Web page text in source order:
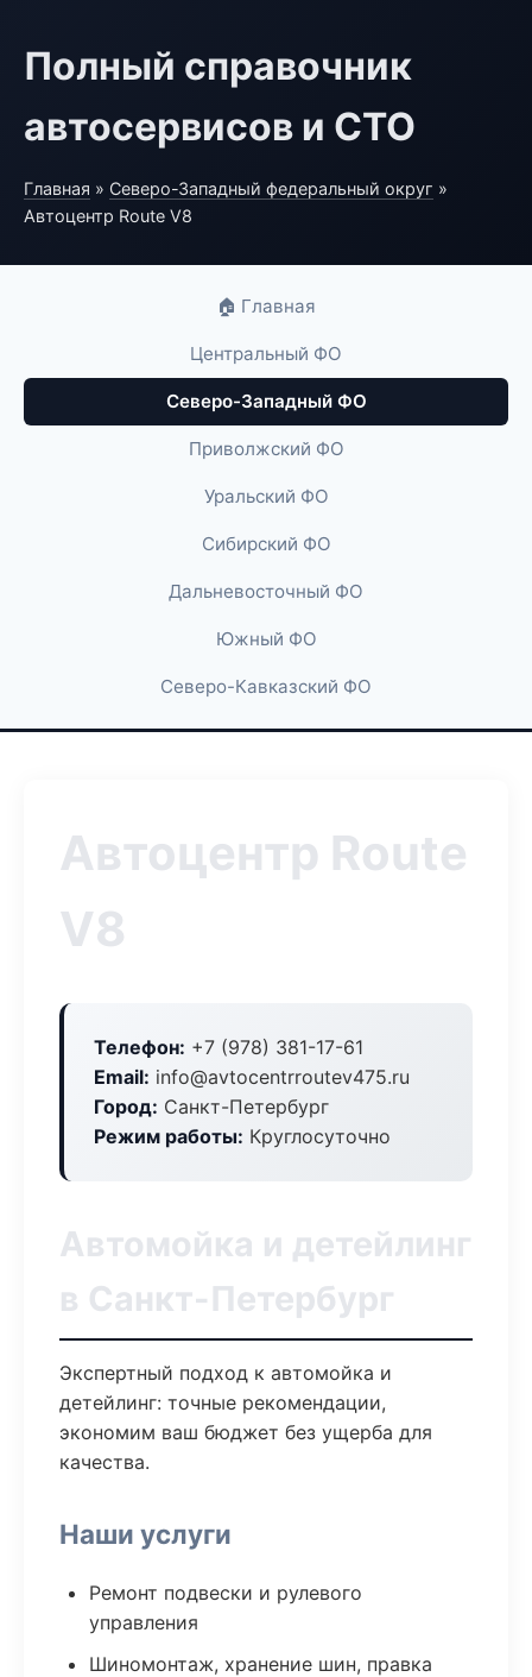
Полный справочник
автосервисов и СТО
Главная » Северо-Западный федеральный округ »
Автоцентр Route V8
🏠 Главная
Центральный ФО
Северо-Западный ФО
Приволжский ФО
Уральский ФО
Сибирский ФО
Дальневосточный ФО
Южный ФО
Северо-Кавказский ФО
Автоцентр Route
V8
Телефон: +7 (978) 381-17-61
Email: info@avtocentrroutev475.ru
Город: Санкт-Петербург
Режим работы: Круглосуточно
Автомойка и детейлинг
в Санкт-Петербург
Экспертный подход к автомойка и
детейлинг: точные рекомендации,
экономим ваш бюджет без ущерба для
качества.
Наши услуги
Ремонт подвески и рулевого
управления
Шиномонтаж, хранение шин, правка